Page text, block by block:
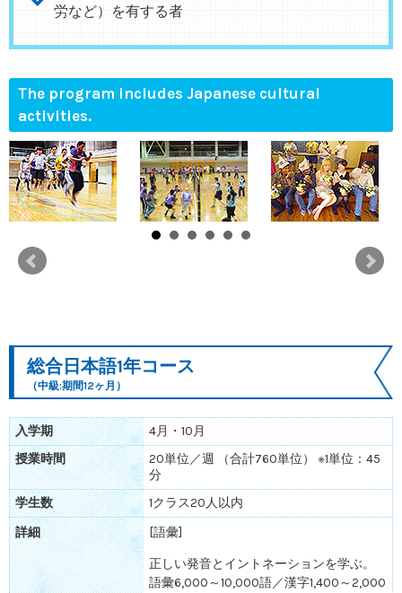
労など）を有する者
The program includes Japanese cultural
activities.
総合日本語1年コース
（中級:期間12ヶ月）
入学期
4月・10月
授業時間
20単位／週 （合計760単位） ※1単位：45
分
学生数
1クラス20人以内
詳細
[語彙]
正しい発音とイントネーションを学ぶ。
語彙6,000～10,000語／漢字1,400～2,000